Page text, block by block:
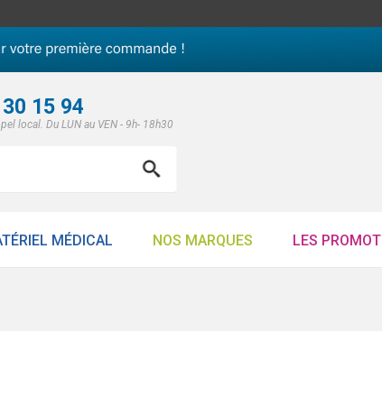
15 94
local. Du LUN au VEN - 9h- 18h30
MÉDICAL NOS MARQUES LES